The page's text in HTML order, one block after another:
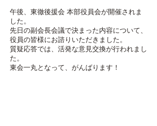
午後、東徹後援会 本部役員会が開催されま
した。
先日の副会長会議で決まった内容について、
役員の皆様にお諮りいただきました。
質疑応答では、活発な意見交換が行われまし
た。
東会一丸となって、がんばります！